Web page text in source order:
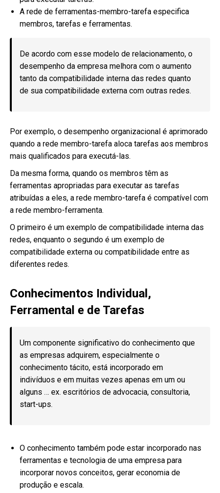
A rede de ferramentas-membro-tarefa especifica
membros, tarefas e ferramentas.
De acordo com esse modelo de relacionamento, o
desempenho da empresa melhora com o aumento
tanto da compatibilidade interna das redes quanto
de sua compatibilidade externa com outras redes.
Por exemplo, o desempenho organizacional é aprimorado
quando a rede membro-tarefa aloca tarefas aos membros
mais qualificados para executá-las.
Da mesma forma, quando os membros têm as
ferramentas apropriadas para executar as tarefas
atribuídas a eles, a rede membro-tarefa é compatível com
a rede membro-ferramenta.
O primeiro é um exemplo de compatibilidade interna das
redes, enquanto o segundo é um exemplo de
compatibilidade externa ou compatibilidade entre as
diferentes redes.
Conhecimentos Individual,
Ferramental e de Tarefas
Um componente significativo do conhecimento que
as empresas adquirem, especialmente o
conhecimento tácito, está incorporado em
indivíduos e em muitas vezes apenas em um ou
alguns … ex. escritórios de advocacia, consultoria,
start-ups.
O conhecimento também pode estar incorporado nas
ferramentas e tecnologia de uma empresa para
incorporar novos conceitos, gerar economia de
produção e escala.